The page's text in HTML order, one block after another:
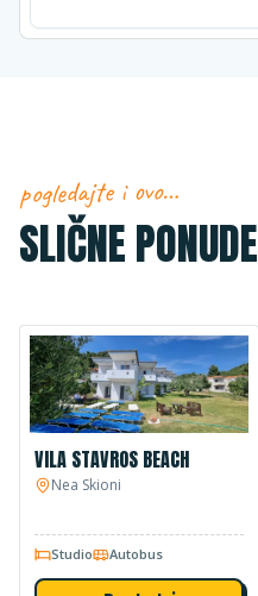
pogledajte i ovo…
SLIČNE PONUDE
VILA STAVROS BEACH
Nea Skioni
Studio Autobus